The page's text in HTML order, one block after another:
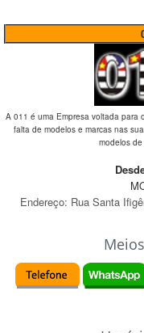
A 011 é uma Empresa voltada para
falta de modelos e marcas nas
modelos
Endereço: Rua Santa